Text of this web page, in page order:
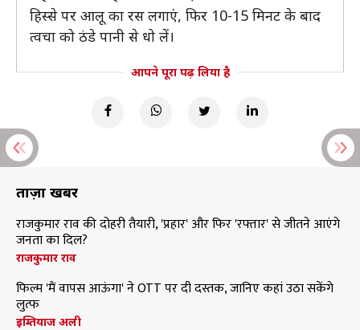
हिस्से पर आलू का रस लगाएं, फिर 10-15 मिनट के बाद
त्वचा को ठंडे पानी से धो लें।
आपने पूरा पढ़ लिया है
ताज़ा खबरें
राजकुमार राव की दोहरी तैयारी, 'प्रहार' और फिर 'रफ्तार' से जीतने आएंगे
जनता का दिल?
राजकुमार राव
फिल्म 'मैं वापस आऊंगा' ने OTT पर दी दस्तक, जानिए कहां उठा सकेंगे
लुत्फ
इम्तियाज अली